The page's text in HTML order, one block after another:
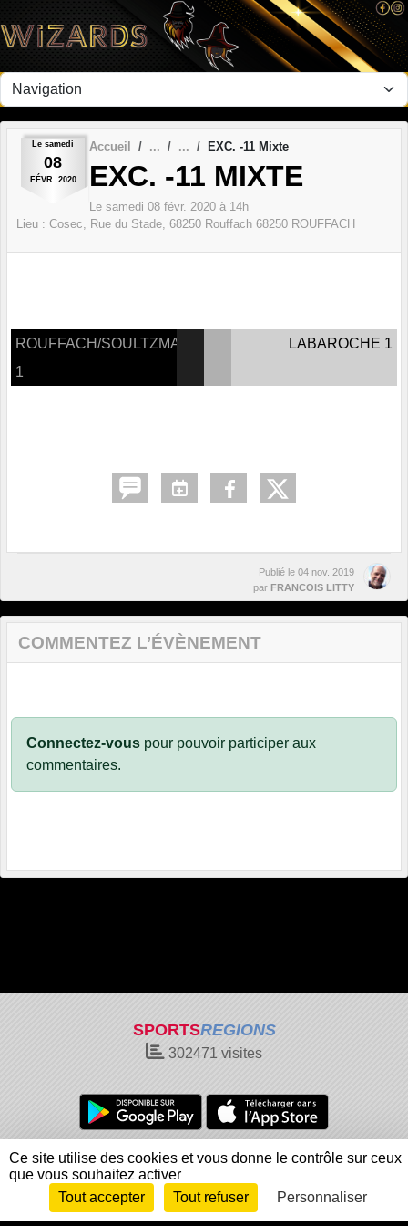
Le samedi
08
FÉVR. 2020
Accueil EXC. -11 Mixte
EXC. -11 MIXTE
Le samedi 08 févr. 2020 à 14h
Lieu : Cosec, Rue du Stade, 68250 Rouffach 68250 ROUFFACH
ROUFFACH/SOULTZMATT
1
LABAROCHE 1
Publié le 04 nov. 2019
par FRANCOIS LITTY
COMMENTEZ L’ÉVÈNEMENT
Connectez-vous pour pouvoir participer aux
commentaires.
SPORTSREGIONS
302471 visites
Charte cookies
Gestion des cookies
Informations légales
Signaler un contenu inapproprié
Envie de participer ?
Connexion
Panneau de gestion des cookies
Ce site utilise des cookies et vous donne le contrôle sur ceux
que vous souhaitez activer
Tout accepter
Tout refuser Personnaliser